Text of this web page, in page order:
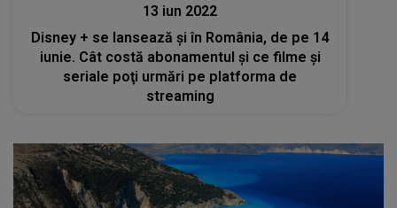
13 iun 2022
Disney + se lansează şi în România, de pe 14
iunie. Cât costă abonamentul şi ce filme şi
seriale poţi urmări pe platforma de
streaming